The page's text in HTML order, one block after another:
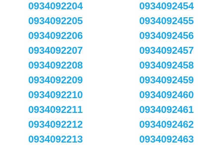
0934092204
0934092205
0934092206
0934092207
0934092208
0934092209
0934092210
0934092211
0934092212
0934092213
0934092454
0934092455
0934092456
0934092457
0934092458
0934092459
0934092460
0934092461
0934092462
0934092463